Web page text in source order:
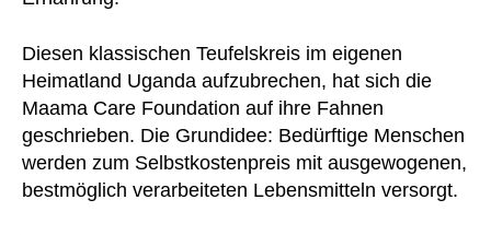
Diesen klassischen Teufelskreis im eigenen
Heimatland Uganda aufzubrechen, hat sich die
Maama Care Foundation auf ihre Fahnen
geschrieben. Die Grundidee: Bedürftige Menschen
werden zum Selbstkostenpreis mit ausgewogenen,
bestmöglich verarbeiteten Lebensmitteln versorgt.